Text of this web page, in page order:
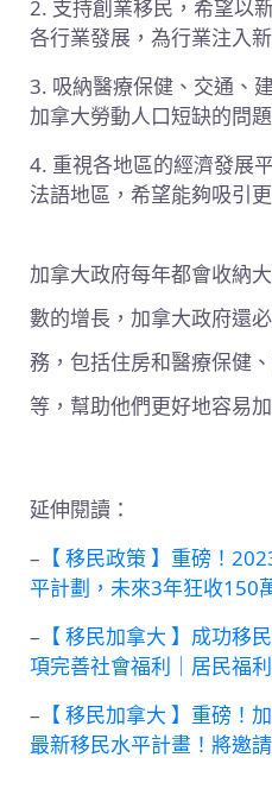
2. 支持創業移民，希望以
各行業發展，為行業注入
3. 吸納醫療保健、交通、
加拿大勞動人口短缺的問題
4. 重視各地區的經濟發展
法語地區，希望能夠吸引
加拿大政府每年都會收納
數的增長，加拿大政府還
務，包括住房和醫療保健
等，幫助他們更好地容易
延伸閱讀：
– 【 移民政策 】重磅！
平計劃，未來3年狂收150
– 【 移民加拿大 】成功移
項完善社會福利｜居民福
– 【 移民加拿大 】重磅！
最新移民水平計畫！將邀